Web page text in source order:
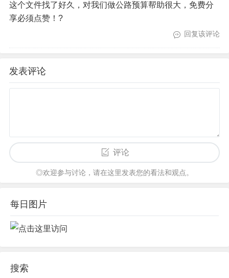
这个文件找了好久，对我们做公路预算帮助很大，免费分
享必须点赞！?
回复该评论
发表评论
评论
◎欢迎参与讨论，请在这里发表您的看法和观点。
每日图片
搜索